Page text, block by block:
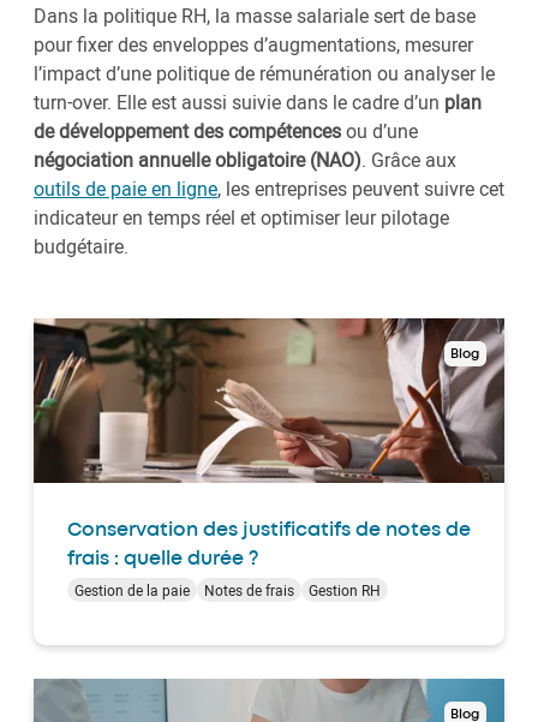
Dans la politique RH, la masse salariale sert de base
pour fixer des enveloppes d’augmentations, mesurer
l’impact d’une politique de rémunération ou analyser le
turn-over. Elle est aussi suivie dans le cadre d’un plan
de développement des compétencesou d’une
négociation annuelle obligatoire (NAO). Grâce aux
outils de paie en ligne, les entreprises peuvent suivre cet
indicateur en temps réel et optimiser leur pilotage
budgétaire.
Blog
Conservation des justificatifs de notes de
frais : quelle durée ?
Gestion de la paie Notes de frais Gestion RH
Blog